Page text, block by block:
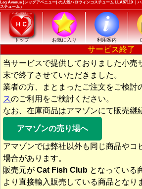
Leg Avenue (レッグアベニュー) の人気ハロウィンコスチューム LLA87119 ｜
スチューム」
トップ お気に入り 利用案内
サービス終了
当サービスで提供しておりました小売
末で終了させていただきました。
業者の方、まとまったご注文をご検討
スのご利用をご検討ください。
なお、在庫商品はアマゾンにて販売継
アマゾンの売り場へ
アマゾンでは弊社以外も同じ商品やコ
場合があります。
販売元が Cat Fish Club となっている
より直接輸入販売している商品となり